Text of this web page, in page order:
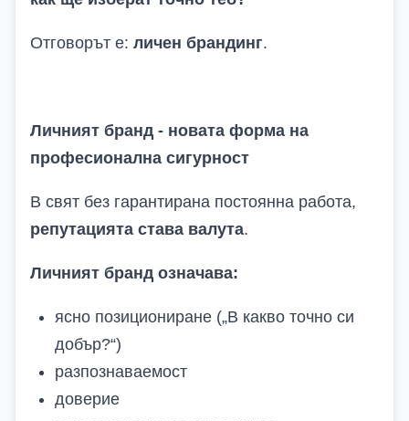
Отговорът е: личен брандинг.
Личният бранд - новата форма на
професионална сигурност
В свят без гарантирана постоянна работа,
репутацията става валута.
Личният бранд означава:
ясно позициониране („В какво точно си
добър?“)
разпознаваемост
доверие